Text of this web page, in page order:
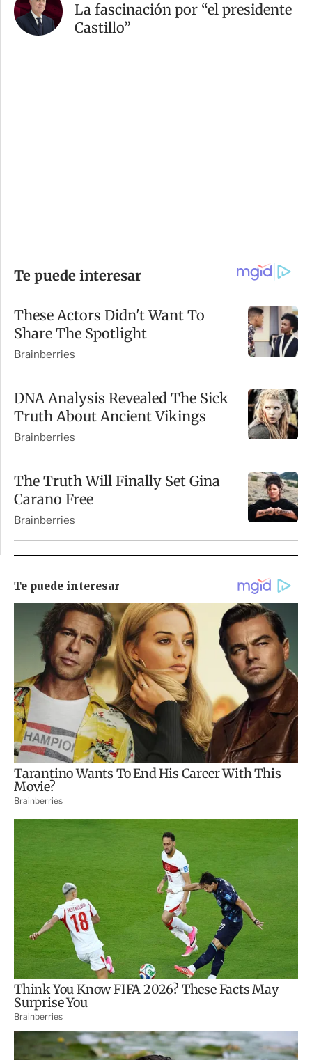
La fascinación por “el presidente
Castillo”